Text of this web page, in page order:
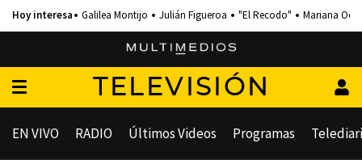
Galilea Montijo Julián Figueroa "El Recodo" Mariana
TELEVISIÓN
EN VIVO RADIO Últimos Videos Programas